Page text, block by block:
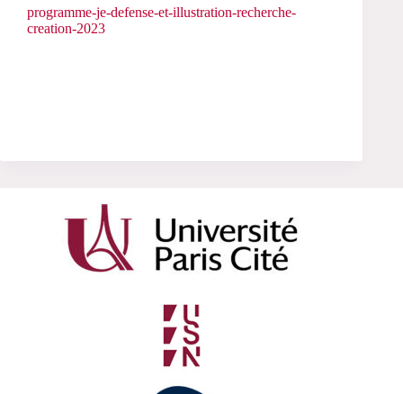
programme-je-defense-et-illustration-recherche-
creation-2023